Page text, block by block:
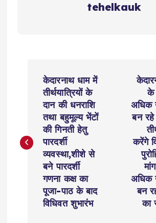
tehelkauk
t
केदारनाथ धाम में
तीर्थयात्रियों के
दान की धनराशि
तथा बहुमूल्य भेंटों
की गिनती हेतु
पारदर्शी
व्यवस्था,शीशे से
बने पारदर्शी
गणना कक्ष का
पूजा-पाठ के बाद
विधिवत शुभारंभ
के
अधिक
बन रहे
करेंगे
अधिक
बन
का